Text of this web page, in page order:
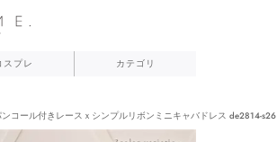
スプレ カテゴリ
ンコール付きレースｘシンプルリボンミニキャバドレス de2814-s26